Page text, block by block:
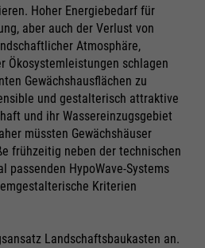
Hoher Energiebedarf für
aber auch der Verlust von
Atmosphäre,
Ökosystemleistungen schlagen
Gewächshausflächen zu
und gestalterisch attraktive
und ihr Wassereinzugsgebiet
müssten Gewächshäuser
frühzeitig neben der technischen
passenden HypoWave-Systems
Kriterien
Landschaftsbaukasten an.